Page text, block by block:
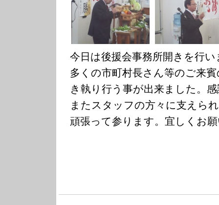
今日は後援会事務所開きを行
多くの市町村長さん等のご来
き執り行う事が出来ました。
またスタッフの方々に支えら
頑張って参ります。宜しくお